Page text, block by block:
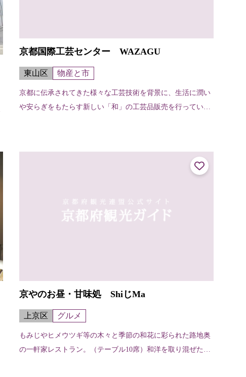
京都国際工芸センター WAZAGU
東山区 物産と市
京都に伝承されてきた様々な工芸技術を背景に、生活に潤い
や安らぎをもたらす新しい「和」の工芸品販売を行ってい
京やのお昼・甘味処 ShiじMa
上京区 グルメ
もみじやヒメウツギ等の木々と季節の和花に彩られた路地奥
の一軒家レストラン。（テーブル10席）和洋を取り混ぜた